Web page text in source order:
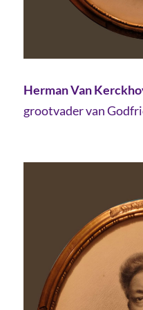
Herman Van
grootvader van